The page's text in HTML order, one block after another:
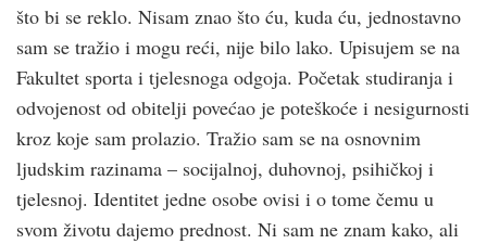
što bi se reklo. Nisam znao što ću, kuda ću, jednostavno
sam se tražio i mogu reći, nije bilo lako. Upisujem se na
Fakultet sporta i tjelesnoga odgoja. Početak studiranja i
odvojenost od obitelji povećao je poteškoće i nesigurnosti
kroz koje sam prolazio. Tražio sam se na osnovnim
ljudskim razinama – socijalnoj, duhovnoj, psihičkoj i
tjelesnoj. Identitet jedne osobe ovisi i o tome čemu u
svom životu dajemo prednost. Ni sam ne znam kako, ali